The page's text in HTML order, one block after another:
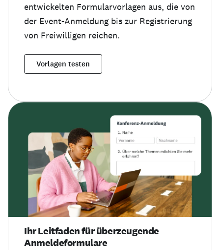
entwickelten Formularvorlagen aus, die von
der Event-Anmeldung bis zur Registrierung
von Freiwilligen reichen.
Vorlagen testen
Ihr Leitfaden für überzeugende
Anmeldeformulare